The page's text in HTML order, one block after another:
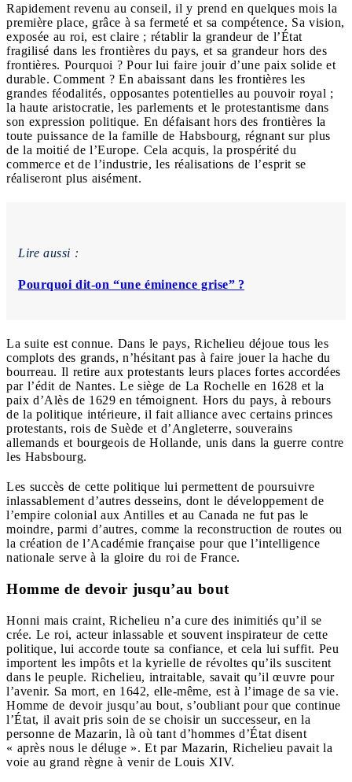
Rapidement revenu au conseil, il y prend en quelques mois la
première place, grâce à sa fermeté et sa compétence. Sa vision,
exposée au roi, est claire ; rétablir la grandeur de l’État
fragilisé dans les frontières du pays, et sa grandeur hors des
frontières. Pourquoi ? Pour lui faire jouir d’une paix solide et
durable. Comment ? En abaissant dans les frontières les
grandes féodalités, opposantes potentielles au pouvoir royal ;
la haute aristocratie, les parlements et le protestantisme dans
son expression politique. En défaisant hors des frontières la
toute puissance de la famille de Habsbourg, régnant sur plus
de la moitié de l’Europe. Cela acquis, la prospérité du
commerce et de l’industrie, les réalisations de l’esprit se
réaliseront plus aisément.
Lire aussi :
Pourquoi dit-on “une éminence grise” ?
La suite est connue. Dans le pays, Richelieu déjoue tous les
complots des grands, n’hésitant pas à faire jouer la hache du
bourreau. Il retire aux protestants leurs places fortes accordées
par l’édit de Nantes. Le siège de La Rochelle en 1628 et la
paix d’Alès de 1629 en témoignent. Hors du pays, à rebours
de la politique intérieure, il fait alliance avec certains princes
protestants, rois de Suède et d’Angleterre, souverains
allemands et bourgeois de Hollande, unis dans la guerre contre
les Habsbourg.
Les succès de cette politique lui permettent de poursuivre
inlassablement d’autres desseins, dont le développement de
l’empire colonial aux Antilles et au Canada ne fut pas le
moindre, parmi d’autres, comme la reconstruction de routes ou
la création de l’Académie française pour que l’intelligence
nationale serve à la gloire du roi de France.
Homme de devoir jusqu’au bout
Honni mais craint, Richelieu n’a cure des inimitiés qu’il se
crée. Le roi, acteur inlassable et souvent inspirateur de cette
politique, lui accorde toute sa confiance, et cela lui suffit. Peu
importent les impôts et la kyrielle de révoltes qu’ils suscitent
dans le peuple. Richelieu, intraitable, savait qu’il œuvre pour
l’avenir. Sa mort, en 1642, elle-même, est à l’image de sa vie.
Homme de devoir jusqu’au bout, s’oubliant pour que continue
l’État, il avait pris soin de se choisir un successeur, en la
personne de Mazarin, là où tant d’hommes d’État disent
« après nous le déluge ». Et par Mazarin, Richelieu pavait la
voie au grand règne à venir de Louis XIV.